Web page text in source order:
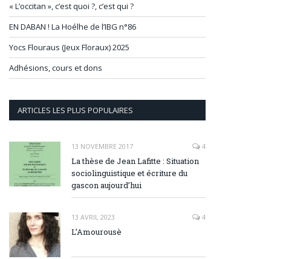
« L’occitan », c’est quoi ?, c’est qui ?
EN DABAN ! La Hoélhe de l’IBG n°86
Yocs Flouraus (Jeux Floraux) 2025
Adhésions, cours et dons
ARTICLES LES PLUS POPULAIRES
13 NOVEMBRE 2017 4
La thèse de Jean Lafitte : Situation
sociolinguistique et écriture du
gascon aujourd’hui
13 AVRIL 2023 4
L’Amourousè